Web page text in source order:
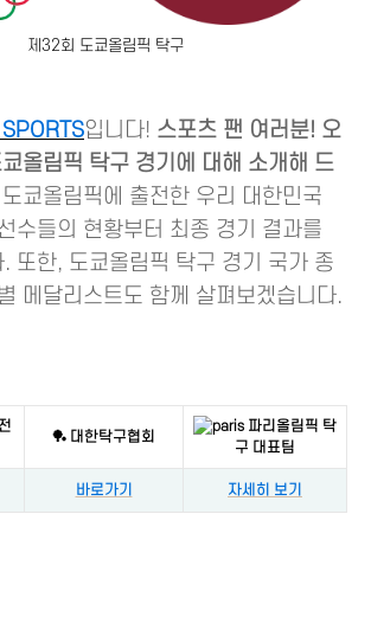
제32회 도쿄올림픽 탁구
SPORTS입니다! 스포츠 팬 여러분! 오
올림픽 탁구 경기에 대해 소개해 드
도쿄올림픽에 출전한 우리 대한민국
수들의 현황부터 최종 경기 결과를
또한, 도쿄올림픽 탁구 경기 국가 종
메달리스트도 함께 살펴보겠습니다.
🏓 대한탁구협회
파리올림픽 탁
구 대표팀
바로가기 자세히 보기